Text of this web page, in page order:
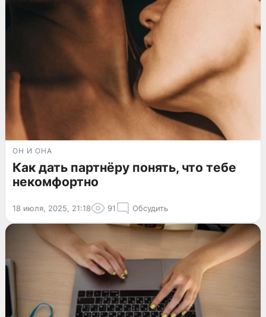
ОН И ОНА
Как дать партнёру понять, что тебе
некомфортно
18 июля, 2025, 21:18 91 Обсудить